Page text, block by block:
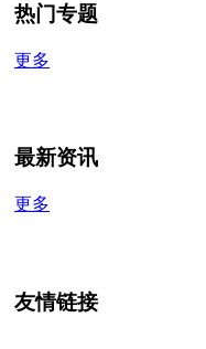
热门专题
更多
最新资讯
更多
友情链接